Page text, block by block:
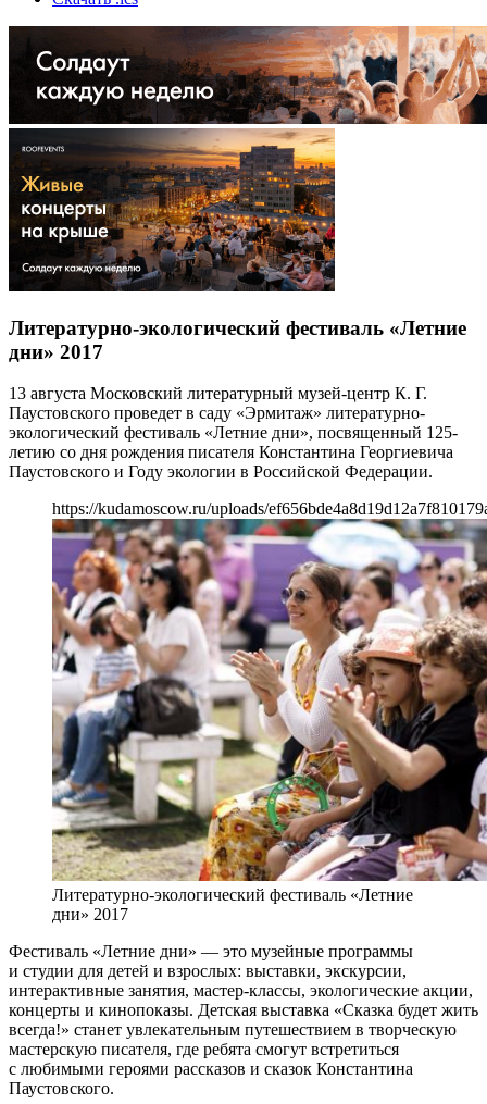
Литературно-экологический фестиваль «Летние
дни» 2017
13 августа Московский литературный музей-центр К. Г.
Паустовского проведет в саду «Эрмитаж» литературно-
экологический фестиваль «Летние дни», посвященный 125-
летию со дня рождения писателя Константина Георгиевича
Паустовского и Году экологии в Российской Федерации.
https://kudamoscow.ru/uploads/
Литературно-экологический фестиваль «Летние
дни» 2017
Фестиваль «Летние дни» — это музейные программы
и студии для детей и взрослых: выставки, экскурсии,
интерактивные занятия, мастер-классы, экологические акции,
концерты и кинопоказы. Детская выставка «Сказка будет жить
всегда!» станет увлекательным путешествием в творческую
мастерскую писателя, где ребята смогут встретиться
с любимыми героями рассказов и сказок Константина
Паустовского.